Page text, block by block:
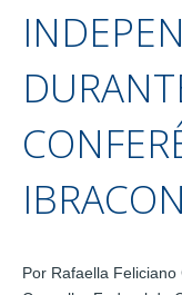
IBRACON
Por Rafaella